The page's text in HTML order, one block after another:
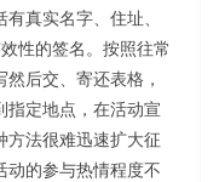
真实名字、住址、
性的签名。按照往常
后交、寄还表格，
指定地点，在活动宣
方法很难迅速扩大征
动的参与热情程度不